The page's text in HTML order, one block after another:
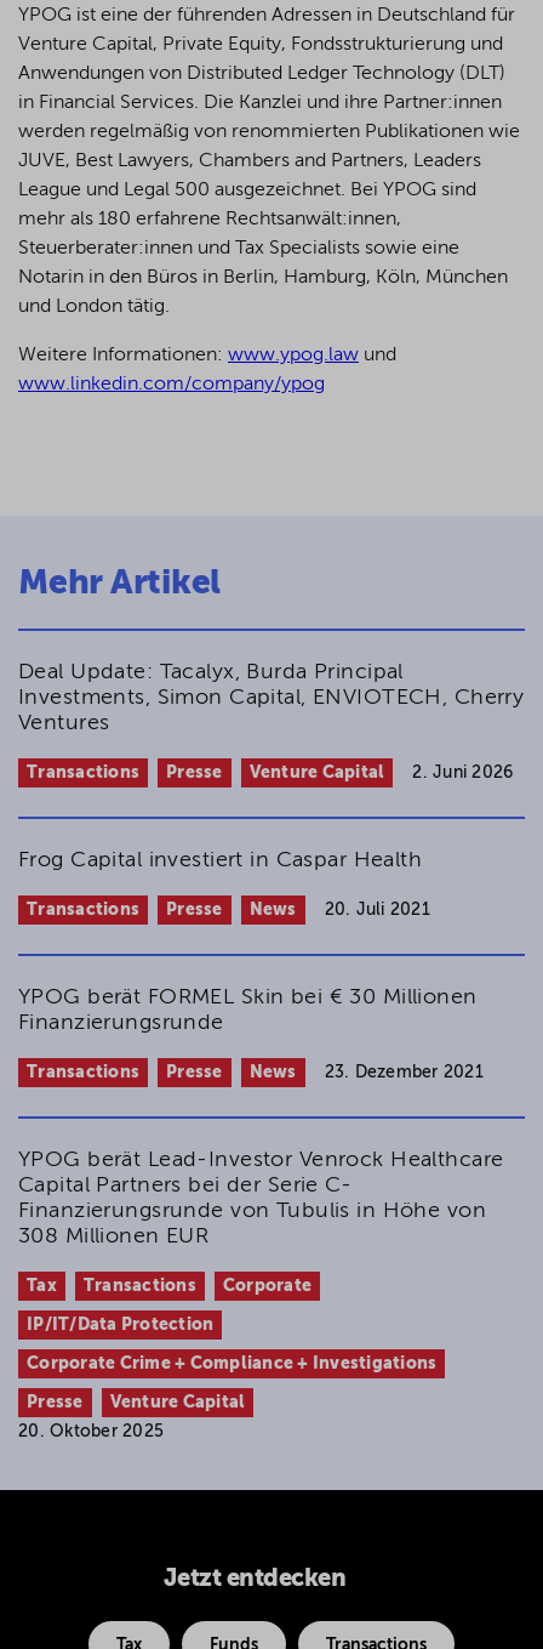
YPOG ist eine der führenden Adressen in Deutschland für
Venture Capital, Private Equity, Fondsstrukturierung und
Anwendungen von Distributed Ledger Technology (DLT)
in Financial Services. Die Kanzlei und ihre Partner:innen
werden regelmäßig von renommierten Publikationen wie
JUVE, Best Lawyers, Chambers and Partners, Leaders
League und Legal 500 ausgezeichnet. Bei YPOG sind
mehr als 180 erfahrene Rechtsanwält:innen,
Steuerberater:innen und Tax Specialists sowie eine
Notarin in den Büros in Berlin, Hamburg, Köln, München
und London tätig.
Weitere Informationen: www.ypog.law und
www.linkedin.com/company/ypog
Mehr Artikel
Deal Update: Tacalyx, Burda Principal
Investments, Simon Capital, ENVIOTECH, Cherry
Ventures
Transactions Presse Venture Capital 2. Juni 2026
Frog Capital investiert in Caspar Health
Transactions Presse News 20. Juli 2021
YPOG berät FORMEL Skin bei € 30 Millionen
Finanzierungsrunde
Transactions Presse News 23. Dezember 2021
YPOG berät Lead-Investor Venrock Healthcare
Capital Partners bei der Serie C-
Finanzierungsrunde von Tubulis in Höhe von
308 Millionen EUR
Tax Transactions Corporate
IP/IT/Data Protection
Corporate Crime + Compliance + Investigations
Presse
Venture Capital
20. Oktober 2025
Jetzt entdecken
Tax Funds Transactions